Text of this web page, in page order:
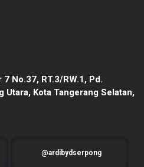
No.37, RT.3/RW.1, Pd.
Utara, Kota Tangerang Selatan,
@ardibydserpong